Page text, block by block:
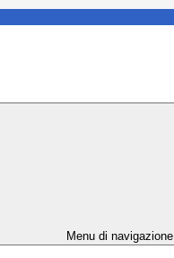
Menu di navigazione